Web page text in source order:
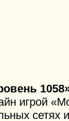
игрой
сетях